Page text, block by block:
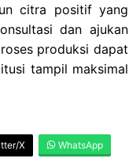
citra positif yang
dan ajukan
produksi dapat
tampil maksimal
X WhatsApp